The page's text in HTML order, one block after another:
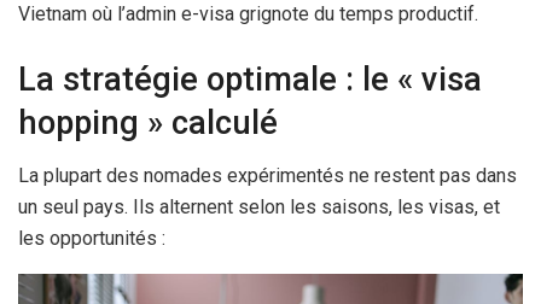
Vietnam où l’admin e-visa grignote du temps productif.
La stratégie optimale : le « visa
hopping » calculé
La plupart des nomades expérimentés ne restent pas dans
un seul pays. Ils alternent selon les saisons, les visas, et
les opportunités :